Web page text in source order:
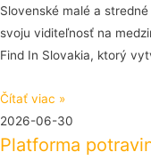
Slovenské malé a
svoju viditeľnosť na
Find In Slovakia, ktorý
Čítať viac »
2026-06-30
Platforma